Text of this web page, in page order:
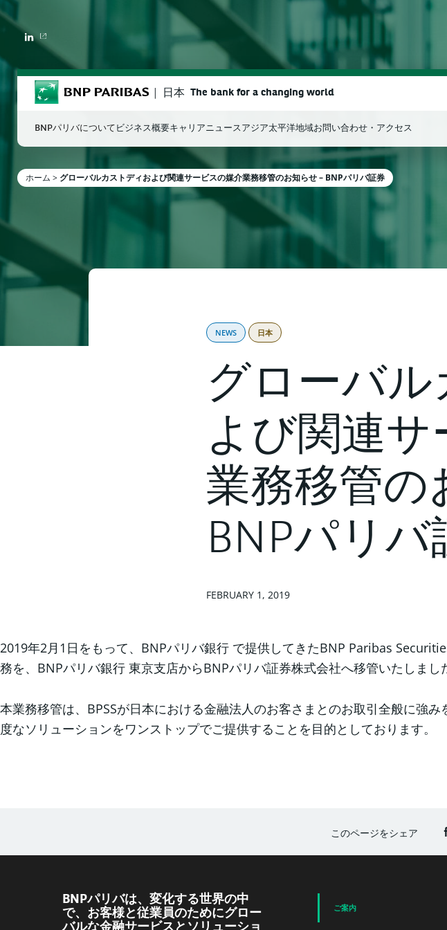
LINKEDIN
BNP Paribas 日本 The bank for a changing world
検索ワードを入力 検索
BNPパリバについて ビジネス概要キャリアニュースアジア太平洋地域お問い合わせ・アクセス
ホーム > グローバルカストディおよび関連サービスの媒介業務移管のお知らせ – BNPパリバ証券
NEWS 日本
グローバ
よび関連サ
業務移管の
BNPパリバ
FEBRUARY 1, 2019
2019年2月1日をもって、BNPパリバ銀行 で提供してきたBNP Paribas
務を、BNPパリバ銀行 東京支店からBNPパリバ証券株式会社へ移管いたしまし
本業務移管は、BPSSが日本における金融法人のお客さまとのお取引全般に強
度なソリューションをワンストップでご提供することを目的としております。
このページをシェア
BNPパリバは、変化する世界の中
で、お客様と従業員のためにグロー
ご案内